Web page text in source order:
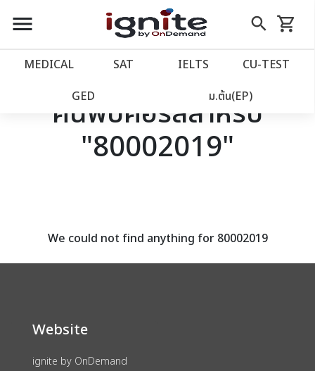
close
account_balance หน้าแรก
เว็บไซต์อิกไนท์
โปรโมชั่น
assignment ลงทะเบียน
menu search
Skip
to
shopping_cart
รถเข็น
MEDICAL SAT IELTS CU‑TEST
GED ม.ต้น(EP)
ค้นพบคอร์สสำหรับ
"80002019"
We could not find anything for 80002019
Website
ignite by OnDemand